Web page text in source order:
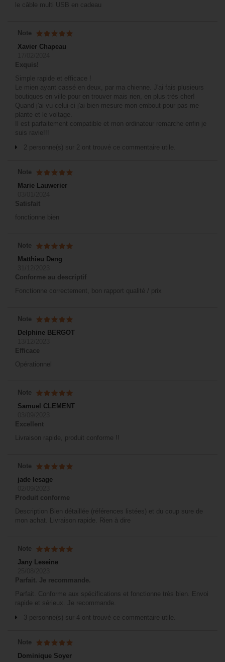
le câble multi USB en cadeau
Note
Xavier Chapeau
Exquis!
Simple rapide et efficace !
Le mien ayant cassé en deux, par ma chienne. J'ai fais plusieurs
boutiques en ville pour en trouver mais rien, en plus très cher!
Quand j'ai vu celui-ci j'ai bien mesure mon embout pour pas me
plante et le voltage.
Il est parfaitement compatible et mon ordinateur remarche enfin je
suis ravie!!!
2 personne(s) sur 2 ont trouvé ce commentaire utile.
Note
Marie Lauwerier
Satisfait
fonctionne bien
Note
Matthieu Deng
Conforme au descriptif
Fonctionne correctement, bon rapport qualité / prix
Note
Delphine BERGOT
Efficace
Opérationnel
Note
Samuel CLEMENT
Excellent
Livraison rapide, produit conforme !!
Note
jade lesage
Produit conforme
Description Bien détaillée (références listées) et du coup sure de
mon achat. Livraison rapide. Rien à dire
Note
Jany Leseine
Parfait. Je recommande.
Parfait. Conforme aux spécifications et fonctionne très bien. Envoi
rapide et sérieux. Je recommande.
3 personne(s) sur 4 ont trouvé ce commentaire utile.
Note
Dominique Soyer